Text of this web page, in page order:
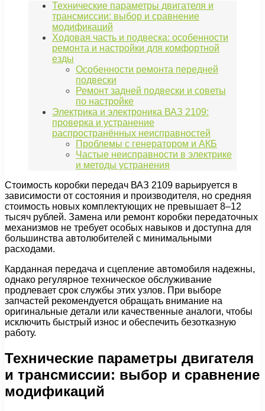
Технические параметры двигателя и
трансмиссии: выбор и сравнение
модификаций
Ходовая часть и подвеска: особенности
ремонта и настройки для комфортной
езды
Особенности ремонта передней
подвески
Ремонт задней подвески и советы
по настройке
Электрика и электроника ВАЗ 2109:
проверка и устранение
распространённых неисправностей
Проблемы с генератором и АКБ
Частые неисправности в электрике
и методы устранения
Стоимость коробки передач ВАЗ 2109 варьируется в
зависимости от состояния и производителя, но средняя
стоимость новых комплектующих не превышает 8–12
тысяч рублей. Замена или ремонт коробки передаточных
механизмов не требует особых навыков и доступна для
большинства автолюбителей с минимальными
расходами.
Карданная передача и сцепление автомобиля надежны,
однако регулярное техническое обслуживание
продлевает срок службы этих узлов. При выборе
запчастей рекомендуется обращать внимание на
оригинальные детали или качественные аналоги, чтобы
исключить быстрый износ и обеспечить безотказную
работу.
Технические параметры двигателя
и трансмиссии: выбор и сравнение
модификаций